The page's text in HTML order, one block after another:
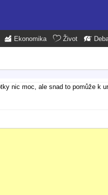
Ekonomika Život
nic moc, ale snad to pomůže k